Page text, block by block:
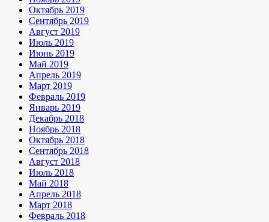
Октябрь 2019
Сентябрь 2019
Август 2019
Июль 2019
Июнь 2019
Май 2019
Апрель 2019
Март 2019
Февраль 2019
Январь 2019
Декабрь 2018
Ноябрь 2018
Октябрь 2018
Сентябрь 2018
Август 2018
Июль 2018
Май 2018
Апрель 2018
Март 2018
Февраль 2018